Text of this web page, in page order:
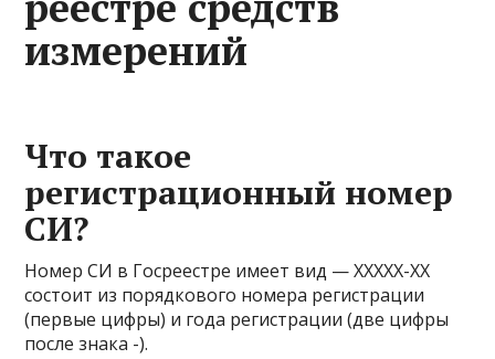
измерений
Что такое
регистрационный номер
СИ?
Номер СИ в Госреестре имеет вид — ХХХХХ-ХХ
состоит из порядкового номера регистрации
(первые цифры) и года регистрации (две цифры
после знака -).